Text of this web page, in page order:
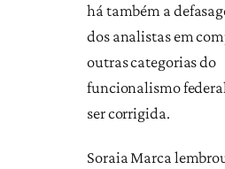
há também a
dos analistas em
outras categorias do
funcionalismo
ser corrigida.
Soraia Marca